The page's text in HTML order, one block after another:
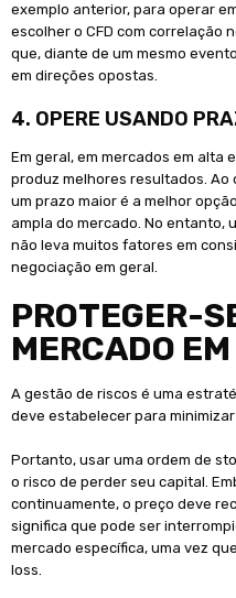
exemplo anterior, para operar
escolher o CFD com correlação
que, diante de um mesmo
em direções opostas.
4. OPERE USANDO
Em geral, em mercados em alta
produz melhores resultados. Ao
um prazo maior é a melhor
ampla do mercado. No entanto,
não leva muitos fatores em
negociação em geral.
PROTEGER-
MERCADO
A gestão de riscos é uma
deve estabelecer para
Portanto, usar uma ordem de
o risco de perder seu capital.
continuamente, o preço deve
significa que pode ser
mercado específica, uma vez
loss.